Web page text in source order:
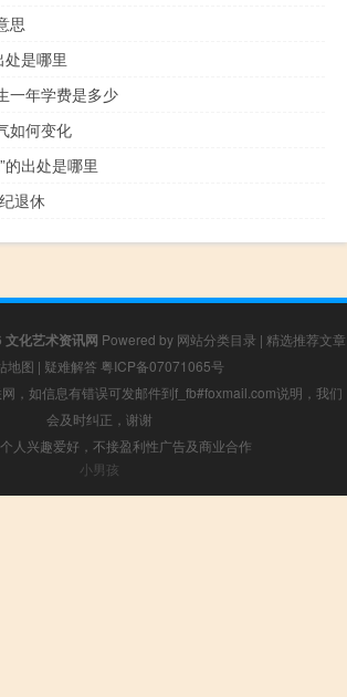
思
处是哪里
一年学费是多少
如何变化
的出处是哪里
退休
文化艺术资讯网 Powered by 网站分类目录 | 精选推荐文章
地图 | 疑难解答 粤ICP备07071065号
，如信息有错误可发邮件到f_fb#foxmail.com说明，我们
会及时纠正，谢谢
人兴趣爱好，不接盈利性广告及商业合作
小男孩